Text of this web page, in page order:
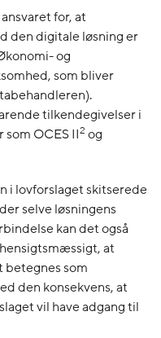
for, at
den digitale løsning er
og
som bliver
tilkendegivelser i
OCES II2 og
i lovforslaget skitserede
selve løsningens
kan det også
at
som
den konsekvens, at
vil have adgang til